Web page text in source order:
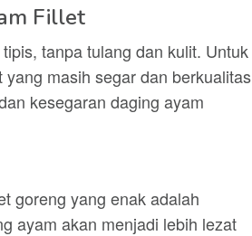
Fillet
tanpa tulang dan kulit. Untuk
masih segar dan berkualitas
kesegaran daging ayam
goreng yang enak adalah
ayam akan menjadi lebih lezat